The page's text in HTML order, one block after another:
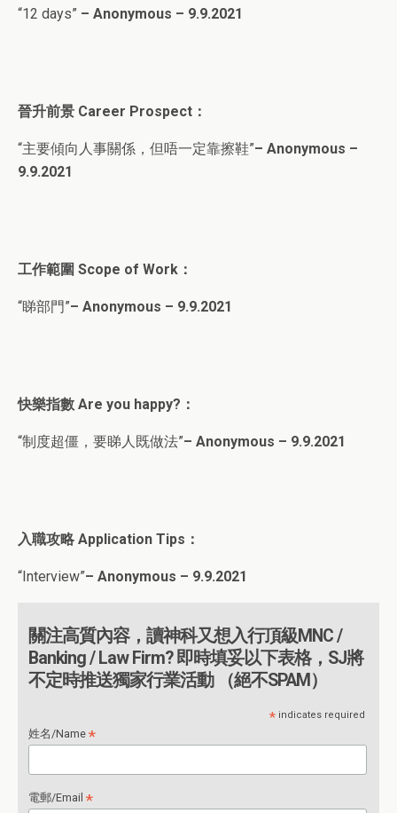
“12 days” – Anonymous – 9.9.2021
晉升前景 Career Prospect：
“主要傾向人事關係，但唔一定靠擦鞋”– Anonymous –
9.9.2021
工作範圍 Scope of Work：
“睇部門”– Anonymous – 9.9.2021
快樂指數 Are you happy?：
“制度超僵，要睇人既做法”– Anonymous – 9.9.2021
入職攻略 Application Tips：
“Interview”– Anonymous – 9.9.2021
關注高質內容，讀神科又想入行頂級MNC /
Banking / Law Firm? 即時填妥以下表格，SJ將
不定時推送獨家行業活動 （絕不SPAM）
* indicates required
姓名/Name*
電郵/Email*